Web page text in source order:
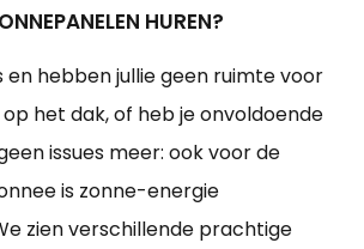
HUREN?
en hebben jullie geen ruimte voor
het dak, of heb je onvoldoende
issues meer: ook voor de
is zonne-energie
zien verschillende prachtige